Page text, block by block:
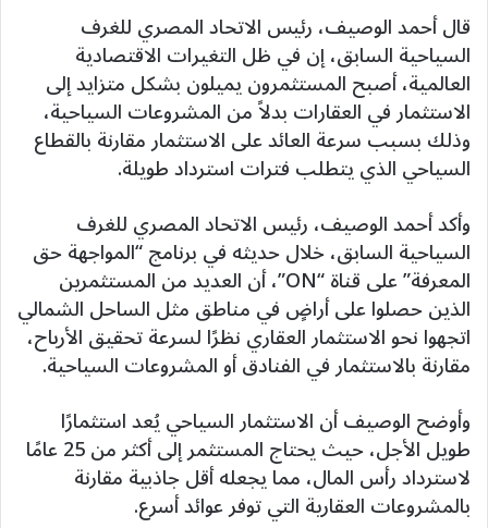
قال أحمد الوصيف، رئيس الاتحاد المصري للغرف
السياحية السابق، إن في ظل التغيرات الاقتصادية
العالمية، أصبح المستثمرون يميلون بشكل متزايد إلى
الاستثمار في العقارات بدلاً من المشروعات السياحية،
وذلك بسبب سرعة العائد على الاستثمار مقارنة بالقطاع
السياحي الذي يتطلب فترات استرداد طويلة.
وأكد أحمد الوصيف، رئيس الاتحاد المصري للغرف
السياحية السابق، خلال حديثه في برنامج “المواجهة حق
المعرفة” على قناة “ON”، أن العديد من المستثمرين
الذين حصلوا على أراضٍ في مناطق مثل الساحل الشمالي
اتجهوا نحو الاستثمار العقاري نظرًا لسرعة تحقيق الأرباح،
مقارنة بالاستثمار في الفنادق أو المشروعات السياحية.
وأوضح الوصيف أن الاستثمار السياحي يُعد استثمارًا
طويل الأجل، حيث يحتاج المستثمر إلى أكثر من 25 عامًا
لاسترداد رأس المال، مما يجعله أقل جاذبية مقارنة
بالمشروعات العقارية التي توفر عوائد أسرع.